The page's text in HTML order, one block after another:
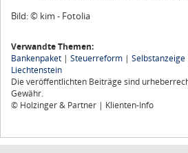
Bild: © kim - Fotolia
Verwandte Themen:
Bankenpaket | Steuerreform | Selbstanzeige
Liechtenstein
Die veröffentlichten Beiträge sind
Gewähr.
© Holzinger & Partner | Klienten-Info